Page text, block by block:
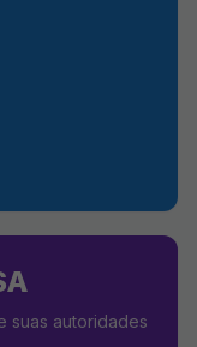
suas autoridades